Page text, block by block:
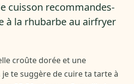
cuisson recommandes-
à la rhubarbe au airfryer
croûte dorée et une
te suggère de cuire ta tarte à